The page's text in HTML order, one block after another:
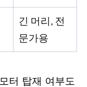
긴 머리, 전
문가용
터 탑재 여부도